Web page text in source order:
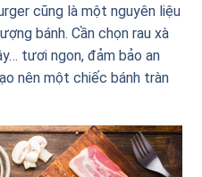
cũng là một nguyên liệu
bánh. Cần chọn rau xà
tươi ngon, đảm bảo an
nên một chiếc bánh tràn